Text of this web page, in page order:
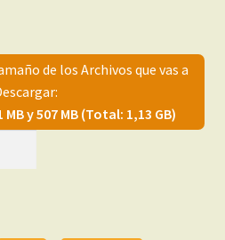
de los Archivos que vas a
y 507 MB (Total: 1,13 GB)